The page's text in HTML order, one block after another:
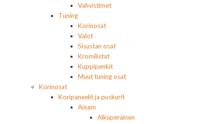
Vahvistimet
Tuning
Korinosat
Valot
Sisustan osat
Kromilistat
Kuppipenkit
Muut tuning osat
Korinosat
Koripaneelit ja puskurit
Aixam
Alkuperäinen